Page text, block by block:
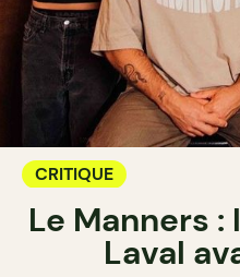
CRITIQUE
Le Manners
Laval